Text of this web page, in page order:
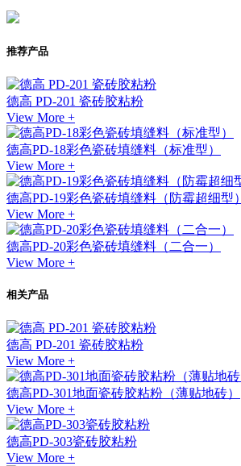
推荐产品
德高 PD-201 瓷砖胶粘粉
View More +
德高PD-18彩色瓷砖填缝料（标准型）
View More +
德高PD-19彩色瓷砖填缝料（防霉超细型）
View More +
德高PD-20彩色瓷砖填缝料（二合一）
View More +
相关产品
德高 PD-201 瓷砖胶粘粉
View More +
德高PD-301地面瓷砖胶粘粉（薄贴地砖）
View More +
德高PD-303瓷砖胶粘粉
View More +